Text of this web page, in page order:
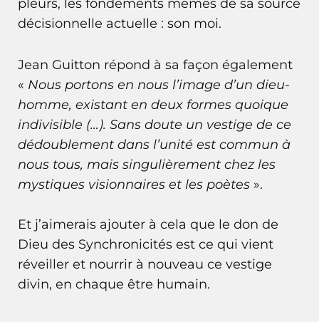
pleurs, les fondements mêmes de sa source
décisionnelle actuelle : son moi.
Jean Guitton répond à sa façon également
« Nous portons en nous l’image d’un dieu-
homme, existant en deux formes quoique
indivisible (…). Sans doute un vestige de ce
dédoublement dans l’unité est commun à
nous tous, mais singulièrement chez les
mystiques visionnaires et les poètes ».
Et j’aimerais ajouter à cela que le don de
Dieu des Synchronicités est ce qui vient
réveiller et nourrir à nouveau ce vestige
divin, en chaque être humain.